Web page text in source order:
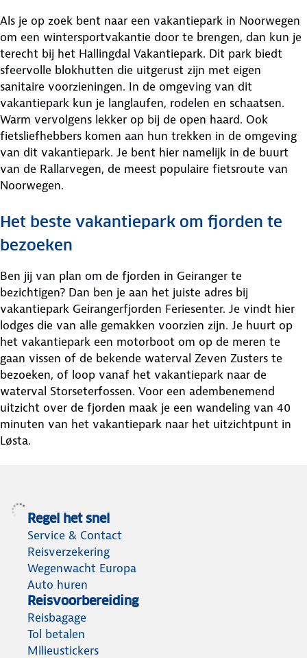
Als je op zoek bent naar een vakantiepark in Noorwegen
om een wintersportvakantie door te brengen, dan kun je
terecht bij het Hallingdal Vakantiepark. Dit park biedt
sfeervolle blokhutten die uitgerust zijn met eigen
sanitaire voorzieningen. In de omgeving van dit
vakantiepark kun je langlaufen, rodelen en schaatsen.
Warm vervolgens lekker op bij de open haard. Ook
fietsliefhebbers komen aan hun trekken in de omgeving
van dit vakantiepark. Je bent hier namelijk in de buurt
van de Rallarvegen, de meest populaire fietsroute van
Noorwegen.
Het beste vakantiepark om fjorden te
bezoeken
Ben jij van plan om de fjorden in Geiranger te
bezichtigen? Dan ben je aan het juiste adres bij
vakantiepark Geirangerfjorden Feriesenter. Je vindt hier
lodges die van alle gemakken voorzien zijn. Je huurt op
het vakantiepark een motorboot om op de meren te
gaan vissen of de bekende waterval Zeven Zusters te
bezoeken, of loop vanaf het vakantiepark naar de
waterval Storseterfossen. Voor een adembenemend
uitzicht over de fjorden maak je een wandeling van 40
minuten van het vakantiepark naar het uitzichtpunt in
Løsta.
Regel het snel
Service & Contact
Reisverzekering
Wegenwacht Europa
Auto huren
Reisvoorbereiding
Reisbagage
Tol betalen
Milieustickers